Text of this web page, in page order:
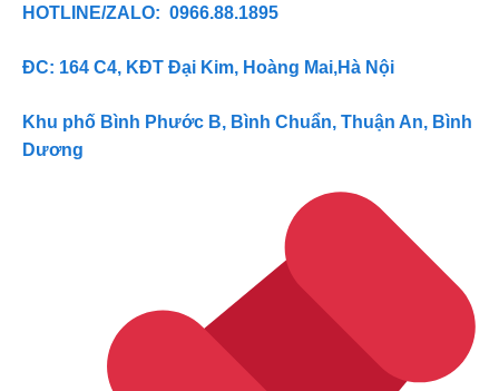
HOTLINE/ZALO: 0966.88.1895
ĐC: 164 C4, KĐT Đại Kim, Hoàng Mai,Hà Nội
Khu phố Bình Phước B, Bình Chuẩn, Thuận An, Bình
Dương